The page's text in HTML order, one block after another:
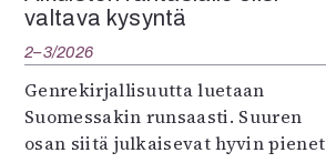
valtava kysyntä
2–3/2026
Genrekirjallisuutta luetaan
Suomessakin runsaasti. Suuren
osan siitä julkaisevat hyvin pienet